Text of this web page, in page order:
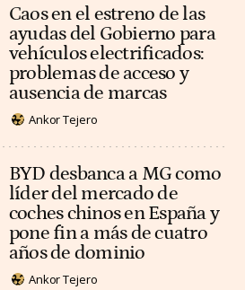
Caos en el estreno de las
ayudas del Gobierno para
vehículos electrificados:
problemas de acceso y
ausencia de marcas
Ankor Tejero
BYD desbanca a MG como
líder del mercado de
coches chinos en España y
pone fin a más de cuatro
años de dominio
Ankor Tejero